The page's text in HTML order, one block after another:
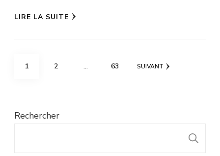
LIRE LA SUITE
Pagination
PAGE
1 PAGE
2 … PAGE
63 SUIVANT
Rechercher